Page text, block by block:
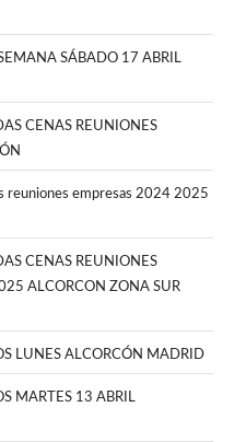
SÁBADO 17 ABRIL
CENAS REUNIONES
reuniones empresas 2024 2025
CENAS REUNIONES
ALCORCON ZONA SUR
LUNES ALCORCÓN MADRID
MARTES 13 ABRIL